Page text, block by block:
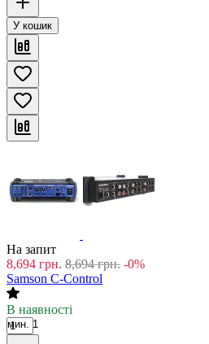
У кошик
На запит
8,694 грн. 8,694 грн. -0%
Samson C-Control
В наявності
мин. 1